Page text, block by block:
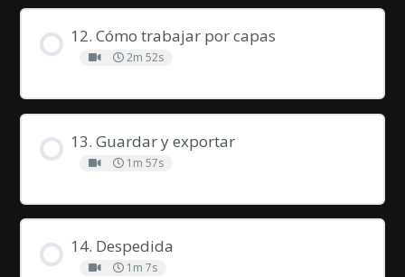
12. Cómo trabajar por capas
2m 52s
13. Guardar y exportar
1m 57s
14. Despedida
1m 7s